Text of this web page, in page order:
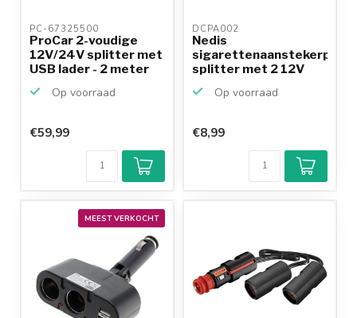
PC-67325500
ProCar 2-voudige
12V/24V splitter met
USB lader - 2 meter
Op voorraad
€59,99
DCPA002
Nedis
sigarettenaanstekerplug
splitter met 2 12V
Op voorraad
€8,99
MEEST VERKOCHT